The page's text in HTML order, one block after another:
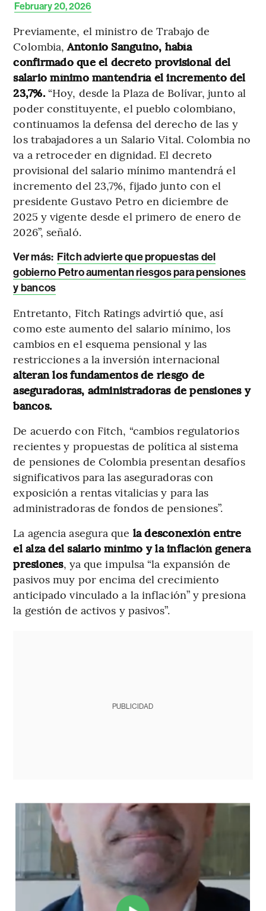
February 20, 2026
Previamente, el ministro de Trabajo de
Colombia,Antonio Sanguino, había
confirmado que el decreto provisional del
salario mínimo mantendría el incremento del
23,7%.“Hoy, desde la Plaza de Bolívar, junto al
poder constituyente, el pueblo colombiano,
continuamos la defensa del derecho de las y
los trabajadores a un Salario Vital. Colombia no
va a retroceder en dignidad. El decreto
provisional del salario mínimo mantendrá el
incremento del 23,7%, fijado junto con el
presidente Gustavo Petro en diciembre de
2025 y vigente desde el primero de enero de
2026”, señaló.
Ver más: Fitch advierte que propuestas del
gobierno Petro aumentan riesgos para pensiones
y bancos
Entretanto, Fitch Ratings advirtió que, así
como este aumento del salario mínimo, los
cambios en el esquema pensional y las
restricciones a la inversión internacional
alteran los fundamentos de riesgo de
aseguradoras, administradoras de pensiones y
bancos.
De acuerdo con Fitch, “cambios regulatorios
recientes y propuestas de política al sistema
de pensiones de Colombia presentan desafíos
significativos para las aseguradoras con
exposición a rentas vitalicias y para las
administradoras de fondos de pensiones”.
La agencia asegura que la desconexión entre
el alza del salario mínimo y la inflación genera
presiones, ya que impulsa “la expansión de
pasivos muy por encima del crecimiento
anticipado vinculado a la inflación” y presiona
la gestión de activos y pasivos”.
PUBLICIDAD